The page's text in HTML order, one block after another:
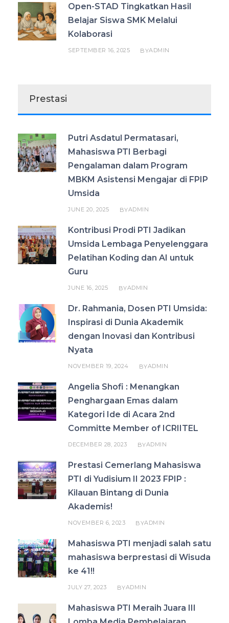
Open-STAD Tingkatkan Hasil
Belajar Siswa SMK Melalui
Kolaborasi
SEPTEMBER 16, 2025 BYADMIN
Prestasi
Putri Asdatul Permatasari,
Mahasiswa PTI Berbagi
Pengalaman dalam Program
MBKM Asistensi Mengajar di FPIP
Umsida
JUNE 20, 2025 BYADMIN
Kontribusi Prodi PTI Jadikan
Umsida Lembaga Penyelenggara
Pelatihan Koding dan AI untuk
Guru
JUNE 16, 2025 BYADMIN
Dr. Rahmania, Dosen PTI Umsida:
Inspirasi di Dunia Akademik
dengan Inovasi dan Kontribusi
Nyata
NOVEMBER 19, 2024 BYADMIN
Angelia Shofi : Menangkan
Penghargaan Emas dalam
Kategori Ide di Acara 2nd
Committe Member of ICRIITEL
DECEMBER 28, 2023 BYADMIN
Prestasi Cemerlang Mahasiswa
PTI di Yudisium II 2023 FPIP :
Kilauan Bintang di Dunia
Akademis!
NOVEMBER 6, 2023 BYADMIN
Mahasiswa PTI menjadi salah satu
mahasiswa berprestasi di Wisuda
ke 41!!
JULY 27, 2023 BYADMIN
Mahasiswa PTI Meraih Juara III